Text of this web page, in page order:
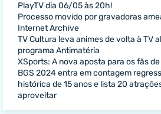
PlayTV dia 06/05 às 20h!
Processo movido por gravadoras
Internet Archive
TV Cultura leva animes de volta à TV
programa Antimatéria
XSports: A nova aposta para os fãs
BGS 2024 entra em contagem
histórica de 15 anos e lista 20
aproveitar